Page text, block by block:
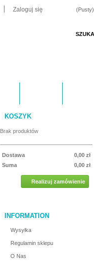
(Pusty)
Zaloguj się
KOSZYK
Brak produktów
0,00 zł
Dostawa
0,00 zł
Suma
Realizuj zamówienie
INFORMATION
Wysyłka
Regulamin sklepu
O Nas